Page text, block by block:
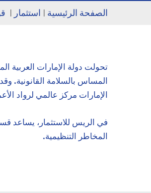
الصفحة الرئيسية | استثمار |
تحولت دولة الإمارات العربية
الإمارات مركز عالمي لرواد
في الريس للاستثمار، يساعد
المخاطر التنظيمية.